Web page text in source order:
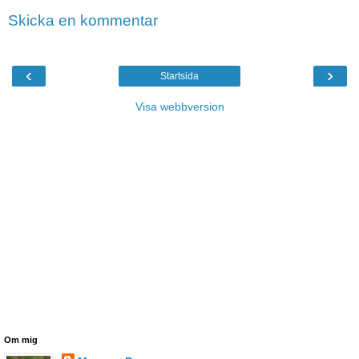
Skicka en kommentar
‹ ›
Startsida
Visa webbversion
Om mig